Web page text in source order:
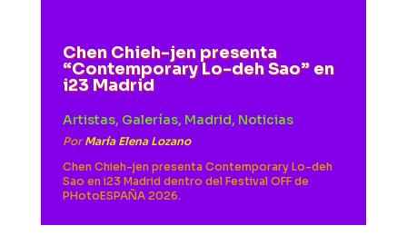
Chen Chieh-jen presenta
“Contemporary Lo-deh Sao” en
i23 Madrid
Artistas, Galerías, Madrid, Noticias
PorMaría Elena Lozano
Chen Chieh-jen presenta Contemporary Lo-deh
Sao en i23 Madrid dentro del Festival OFF de
PHotoESPAÑA 2026.